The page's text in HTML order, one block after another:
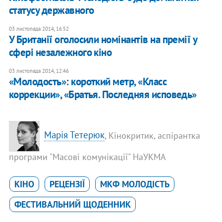
статусу державного
03 листопада 2014, 16:52
У Британії оголосили номінантів на премії у
сфері незалежного кіно
03 листопада 2014, 12:46
«Молодость»: короткий метр, «Класс
коррекции», «Братья. Последняя исповедь»
Марія Тетерюк, Кінокритик, аспірантка
програми "Масові комунікації" НаУКМА
КІНО РЕЦЕНЗІЇ
МКФ МОЛОДІСТЬ
ФЕСТИВАЛЬНИЙ ЩОДЕННИК